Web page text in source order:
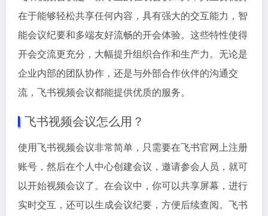
在于能够轻松共享任何内容，具有强大的交互能力，智
能会议纪要和多端友好流畅的开会体验。这些特性使得
开会交流更充分，大幅提升组织合作和生产力。无论是
企业内部的团队协作，还是与外部合作伙伴的沟通交
流，飞书视频会议都能提供优质的服务。
飞书视频会议怎么用？
使用飞书视频会议非常简单，只需要在飞书官网上注册
账号，然后在个人中心创建会议，邀请参会人员，就可
以开始视频会议了。在会议中，你可以共享屏幕，进行
实时交互，还可以生成会议纪要，方便后续查阅。飞书